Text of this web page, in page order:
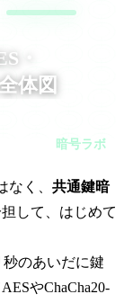
・
体図
トを開いた瞬間
暗号ラボ
く、 共通鍵暗
して、はじめて
のあいだに鍵
やChaCha20-